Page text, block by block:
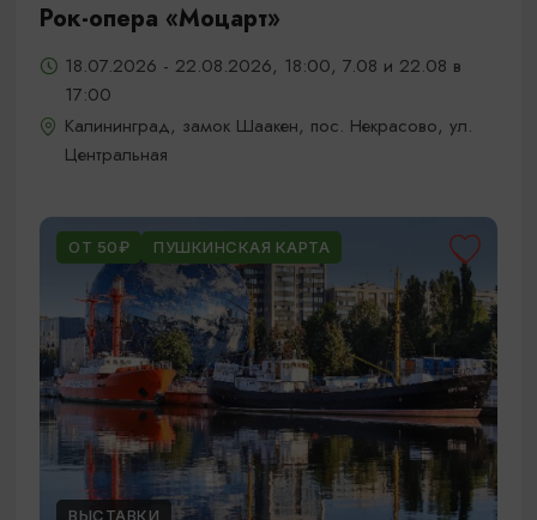
Рок-опера «Моцарт»
18.07.2026 - 22.08.2026, 18:00, 7.08 и 22.08 в
17:00
Калининград, замок Шаакен, пос. Некрасово, ул.
Центральная
ОТ 50₽ ПУШКИНСКАЯ КАРТА
ВЫСТАВКИ